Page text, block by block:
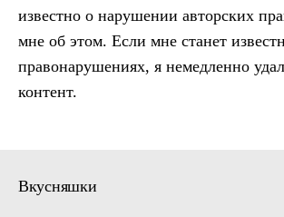
известно о нарушении авторских
мне об этом. Если мне станет
правонарушениях, я немедленно
контент.
Вкусняшки